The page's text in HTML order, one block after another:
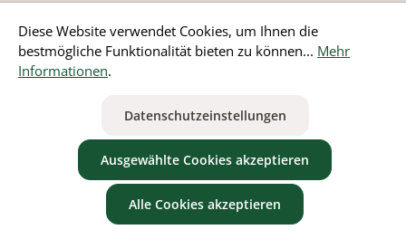
Bestellung widerrufen
ausgenommen Nicht EU-Länder
Diese Website verwendet Cookies, um Ihnen die
bestmögliche Funktionalität bieten zu können... Mehr
Informationen.
Datenschutzeinstellungen
Ausgewählte Cookies akzeptieren
Alle Cookies akzeptieren